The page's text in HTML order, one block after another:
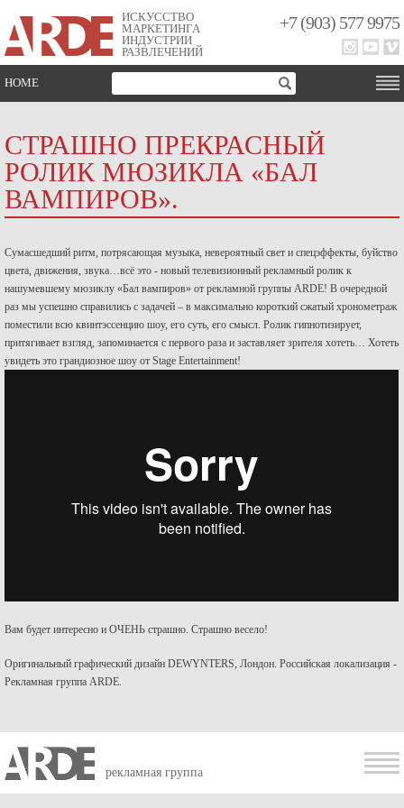
ИСКУССТВО
МАРКЕТИНГА
ИНДУСТРИИ
РАЗВЛЕЧЕНИЙ
+7 (903) 577 9975
HOME
СТРАШНО ПРЕКРАСНЫЙ
РОЛИК МЮЗИКЛА «БАЛ
ВАМПИРОВ».
Сумасшедший ритм, потрясающая музыка, невероятный свет и спецэффекты, буйство
цвета, движения, звука…всё это - новый телевизионный рекламный ролик к
нашумевшему мюзиклу «Бал вампиров» от рекламной группы ARDE! В очередной
раз мы успешно справились с задачей – в максимально короткий сжатый хронометраж
поместили всю квинтэссенцию шоу, его суть, его смысл. Ролик гипнотизирует,
притягивает взгляд, запоминается с первого раза и заставляет зрителя хотеть… Хотеть
увидеть это грандиозное шоу от Stage Entertainment!
Вам будет интересно и ОЧЕНЬ страшно. Страшно весело!
Оригинальный графический дизайн DEWYNTERS, Лондон. Российская локализация -
Рекламная группа ARDE.
рекламная группа